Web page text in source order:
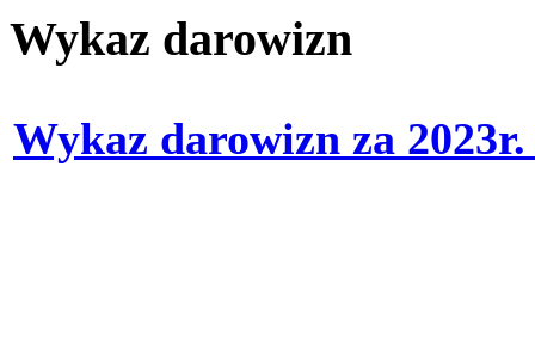
Wykaz darowizn
Wykaz darowizn za